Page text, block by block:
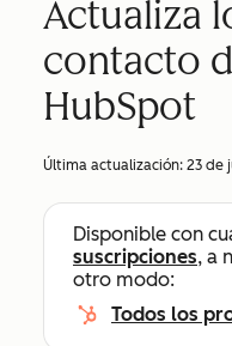
Actualiza
contacto
HubSpot
Última actualización: 23 de
Disponible con
suscripciones, a
otro modo:
Todos los